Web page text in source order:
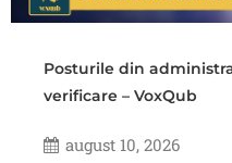
Posturile din
verificare – VoxQub
august 10, 2026